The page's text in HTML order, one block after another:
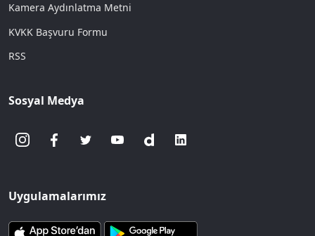
Kamera Aydınlatma Metni
KVKK Başvuru Formu
RSS
Sosyal Medya
Uygulamalarımız